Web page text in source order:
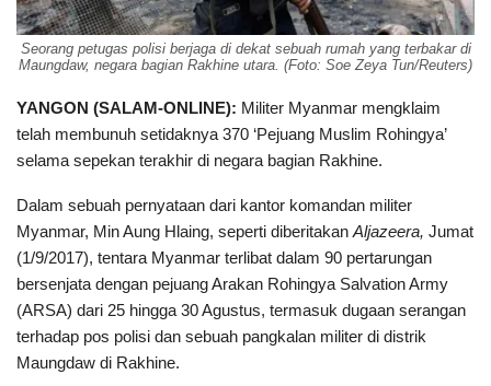
Seorang petugas polisi berjaga di dekat sebuah rumah yang terbakar di
Maungdaw, negara bagian Rakhine utara. (Foto: Soe Zeya Tun/Reuters)
YANGON (SALAM-ONLINE): Militer Myanmar mengklaim
telah membunuh setidaknya 370 ‘Pejuang Muslim Rohingya’
selama sepekan terakhir di negara bagian Rakhine.
Dalam sebuah pernyataan dari kantor komandan militer
Myanmar, Min Aung Hlaing, seperti diberitakan Aljazeera, Jumat
(1/9/2017), tentara Myanmar terlibat dalam 90 pertarungan
bersenjata dengan pejuang Arakan Rohingya Salvation Army
(ARSA) dari 25 hingga 30 Agustus, termasuk dugaan serangan
terhadap pos polisi dan sebuah pangkalan militer di distrik
Maungdaw di Rakhine.